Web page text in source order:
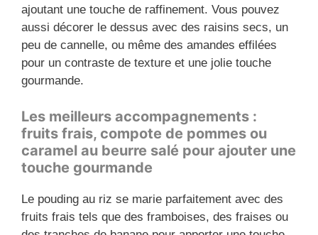
ajoutant une touche de raffinement. Vous pouvez
aussi décorer le dessus avec des raisins secs, un
peu de cannelle, ou même des amandes effilées
pour un contraste de texture et une jolie touche
gourmande.
Les meilleurs accompagnements :
fruits frais, compote de pommes ou
caramel au beurre salé pour ajouter une
touche gourmande
Le pouding au riz se marie parfaitement avec des
fruits frais tels que des framboises, des fraises ou